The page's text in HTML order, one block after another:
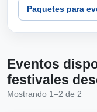
Paquetes para
Eventos
festivales
Mostrando 1–2 de 2